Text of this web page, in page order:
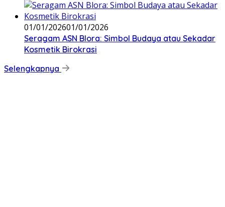
01/01/202601/01/2026
‎Seragam ASN Blora: Simbol Budaya atau Sekadar
Kosmetik Birokrasi
Selengkapnya